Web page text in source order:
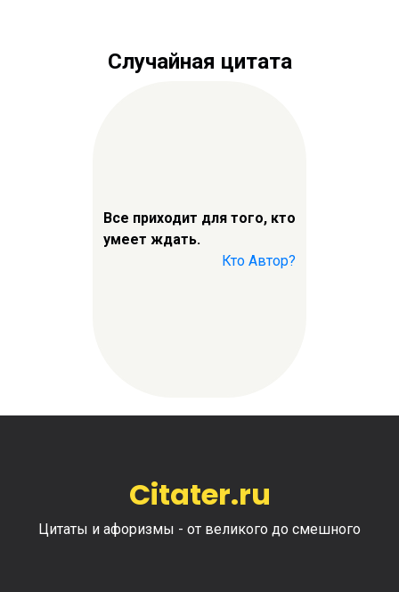
Случайная цитата
Все приходит для того, кто
умеет ждать.
Кто Автор?
Citater.ru
Цитаты и афоризмы - от великого до смешного